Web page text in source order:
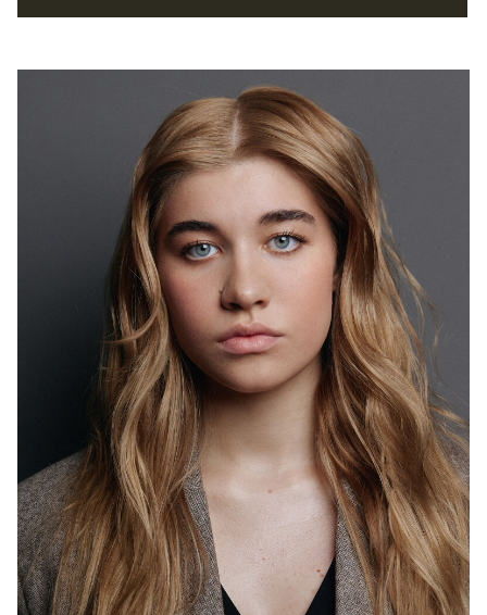
"Чат" (в производстве) - реж. Евгения Абдель-